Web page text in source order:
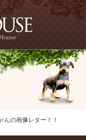
んの画像レター！！